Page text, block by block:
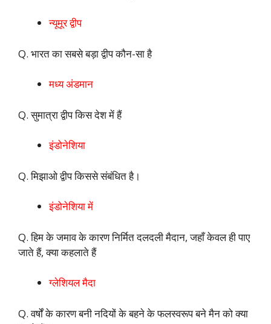
न्यूमूर द्वीप
Q. भारत का सबसे बड़ा द्वीप कौन-सा है
मध्य अंडमान
Q. सुमात्रा द्वीप किस देश में हैं
इंडोनेशिया
Q. मिझाओ द्वीप किससे संबंधित है।
इंडोनेशिया में
Q. हिम के जमाव के कारण निर्मित दलदली मैदान, जहाँ केवल ही पाए
जाते हैं, क्या कहलाते हैं
ग्लेशियल मैदा
Q. वर्षों के कारण बनी नदियों के बहने के फलस्वरूप बने मैन को क्या